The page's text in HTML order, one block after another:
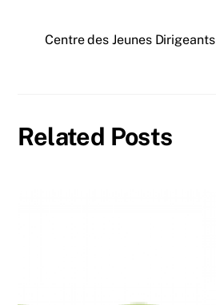
Centre des Jeunes Dirigeants
Related Posts